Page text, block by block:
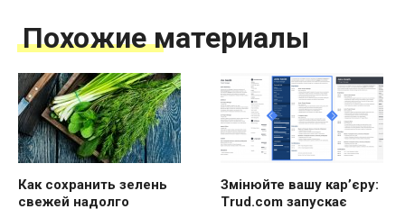
Похожие материалы
Как сохранить зелень
свежей надолго
Змінюйте вашу кар’єру:
Trud.com запускає